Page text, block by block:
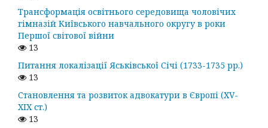
Трансформація освітнього середовища чоловічих
гімназій Київського навчального округу в роки
Першої світової війни
13
Питання локалізації Яськівської Січі (1733-1735 рр.)
13
Становлення та розвиток адвокатури в Європі (ХV-
ХІХ ст.)
13